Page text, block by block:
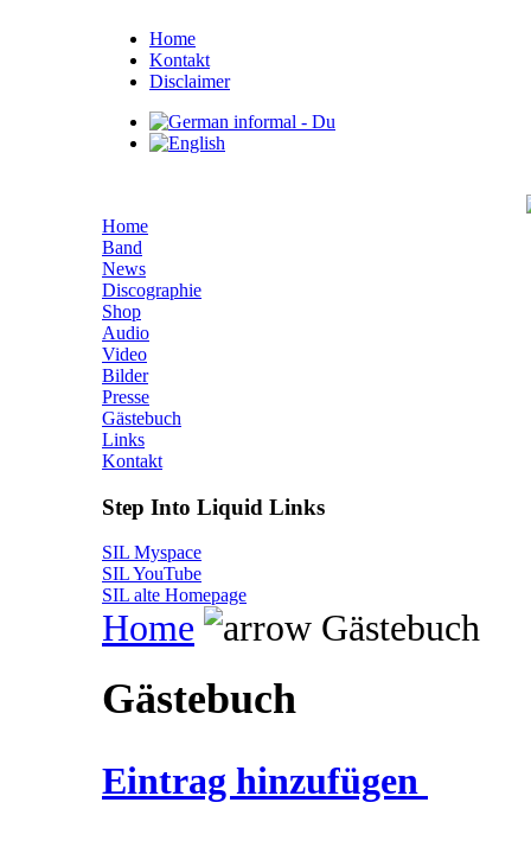
Home
Kontakt
Disclaimer
Home
Band
News
Discographie
Shop
Audio
Video
Bilder
Presse
Gästebuch
Links
Kontakt
Step Into Liquid Links
SIL Myspace
SIL YouTube
SIL alte Homepage
Home Gästebuch
Gästebuch
Eintrag hinzufügen